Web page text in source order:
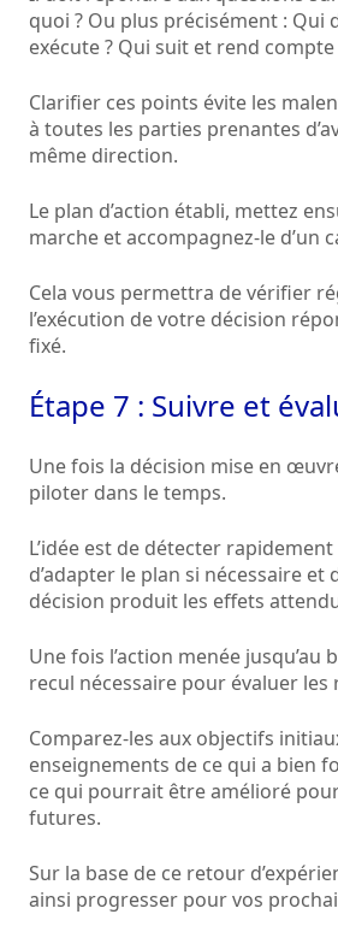
quoi ? Ou plus précisément : Qui
exécute ? Qui suit et rend compte
Clarifier ces points évite les
à toutes les parties prenantes
même direction.
Le plan d’action établi, mettez
marche et accompagnez-le d’un
Cela vous permettra de vérifier
l’exécution de votre décision
fixé.
Étape 7 : Suivre et
Une fois la décision mise en
piloter dans le temps.
L’idée est de détecter
d’adapter le plan si nécessaire et
décision produit les effets
Une fois l’action menée jusqu’au
recul nécessaire pour évaluer les
Comparez-les aux objectifs
enseignements de ce qui a bien
ce qui pourrait être amélioré
futures.
Sur la base de ce retour
ainsi progresser pour vos